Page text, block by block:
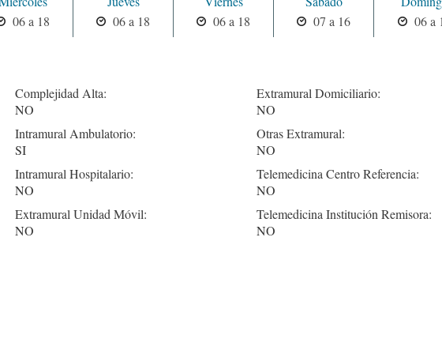
06 a 18
06 a 18
06 a 18
07 a 16
06 a
Complejidad Alta:
NO
Intramural Ambulatorio:
SI
Intramural Hospitalario:
NO
Extramural Unidad Móvil:
NO
Extramural Domiciliario:
NO
Otras Extramural:
NO
Telemedicina Centro Referencia:
NO
Telemedicina Institución Remisora:
NO